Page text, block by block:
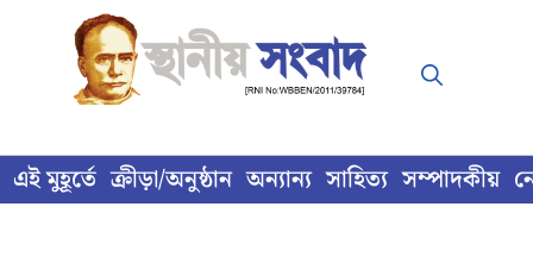
content
এই মুহূর্তে ক্রীড়া/অনুষ্ঠান অন্যান্য সাহিত্য সম্পাদকীয়